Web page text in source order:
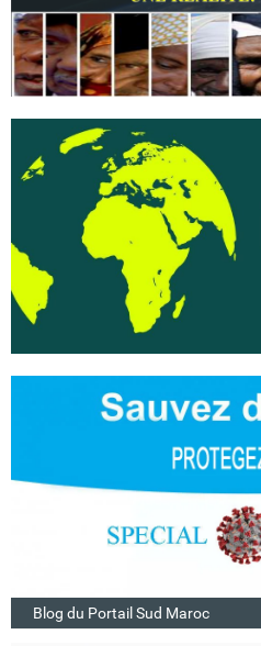
Blog du Portail Sud Maroc